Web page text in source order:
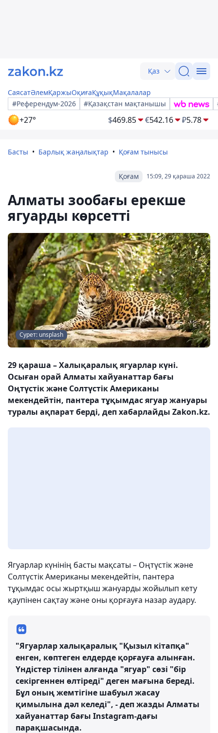
Қаз
СаясатӘлемҚаржыОқиғаҚұқықМақалалар
#Референдум-2026
#Қазақстан мақтанышы
+27° $469.85 €542.16 ₽5.78
Басты Барлық жаңалықтар Қоғам тынысы
15:09, 29 қараша 2022
Қоғам
Алматы зообағы ерекше
ягуарды көрсетті
Сурет: unsplash
29 қараша – Халықаралық ягуарлар күні.
Осыған орай Алматы хайуанаттар бағы
Оңтүстік және Солтүстік Американы
мекендейтін, пантера тұқымдас ягуар жануары
туралы ақпарат берді, деп хабарлайды Zakon.kz.
Ягуарлар күнінің басты мақсаты – Оңтүстік және
Солтүстік Американы мекендейтін, пантера
тұқымдас осы жыртқыш жануарды жойылып кету
қаупінен сақтау және оны қорғауға назар аудару.
"Ягуарлар халықаралық "Қызыл кітапқа"
енген, көптеген елдерде қорғауға алынған.
Үндістер тілінен алғанда "ягуар" сөзі "бір
секіргеннен өлтіреді" деген мағына береді.
Бұл оның жемтігіне шабуыл жасау
қимылына дәл келеді", - деп жазды Алматы
хайуанаттар бағы Instagram-дағы
парақшасында.